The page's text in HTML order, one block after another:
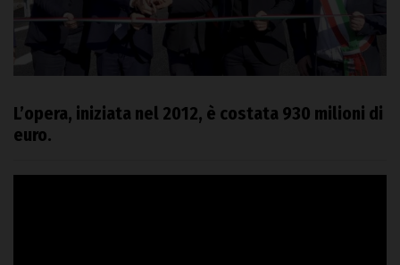
L’opera, iniziata nel 2012, è costata 930 milioni di
euro.